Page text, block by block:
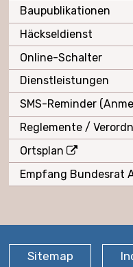
Baupublikationen
Häckseldienst
Online-Schalter
Dienstleistungen
SMS-Reminder
Reglemente /
Ortsplan
Empfang Bundesrat
FOOTER
Sitemap